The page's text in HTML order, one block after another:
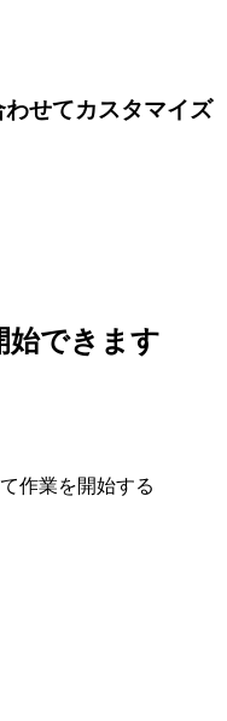
せてカスタマイズ
始できます
作業を開始する